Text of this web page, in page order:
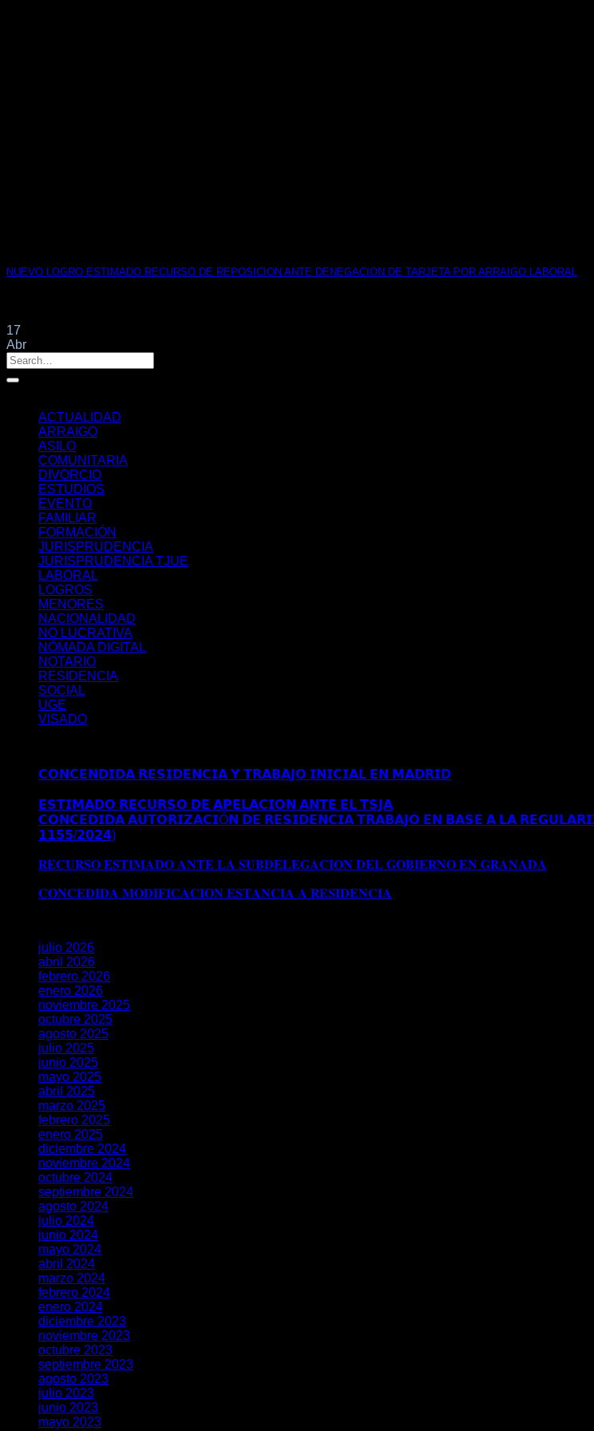
NUEVO LOGRO ESTIMADO RECURSO DE REPOSICION ANTE DENEGACION DE TARJETA POR ARRAIGO LABORAL
17
Abr
ACTUALIDAD
ARRAIGO
ASILO
COMUNITARIA
DIVORCIO
ESTUDIOS
EVENTO
FAMILIAR
FORMACIÓN
JURISPRUDENCIA
JURISPRUDENCIA TJUE
LABORAL
LOGROS
MENORES
NACIONALIDAD
NO LUCRATIVA
NÓMADA DIGITAL
NOTARIO
RESIDENCIA
SOCIAL
UGE
VISADO
𝗖𝗢𝗡𝗖𝗘𝗡𝗗𝗜𝗗𝗔 𝗥𝗘𝗦𝗜𝗗𝗘𝗡𝗖𝗜𝗔 𝗬 𝗧𝗥𝗔𝗕𝗔𝗝𝗢 𝗜𝗡𝗜𝗖𝗜𝗔𝗟 𝗘𝗡 𝗠𝗔𝗗𝗥𝗜𝗗
𝗘𝗦𝗧𝗜𝗠𝗔𝗗𝗢 𝗥𝗘𝗖𝗨𝗥𝗦𝗢 𝗗𝗘 𝗔𝗣𝗘𝗟𝗔𝗖𝗜𝗢𝗡 𝗔𝗡𝗧𝗘 𝗘𝗟 𝗧𝗦𝗝𝗔
𝗖𝗢𝗡𝗖𝗘𝗗𝗜𝗗𝗔 𝗔𝗨𝗧𝗢𝗥𝗜𝗭𝗔𝗖𝗜Ó𝗡 𝗗𝗘 𝗥𝗘𝗦𝗜𝗗𝗘𝗡𝗖𝗜𝗔 𝗧𝗥𝗔𝗕𝗔𝗝𝗢 𝗘𝗡 𝗕𝗔𝗦𝗘 𝗔 𝗟𝗔
𝟭𝟭𝟱𝟱/𝟮𝟬𝟮𝟰)
𝐑𝐄𝐂𝐔𝐑𝐒𝐎 𝐄𝐒𝐓𝐈𝐌𝐀𝐃𝐎 𝐀𝐍𝐓𝐄 𝐋𝐀 𝐒𝐔𝐁𝐃𝐄𝐋𝐄𝐆𝐀𝐂𝐈𝐎𝐍 𝐃𝐄𝐋 𝐆𝐎𝐁𝐈𝐄𝐑𝐍𝐎 𝐄𝐍 𝐆𝐑𝐀𝐍𝐀𝐃𝐀
𝐂𝐎𝐍𝐂𝐄𝐃𝐈𝐃𝐀 𝐌𝐎𝐃𝐈𝐅𝐈𝐂𝐀𝐂𝐈𝐎𝐍 𝐄𝐒𝐓𝐀𝐍𝐂𝐈𝐀 𝐀 𝐑𝐄𝐒𝐈𝐃𝐄𝐍𝐂𝐈𝐀
julio 2026
abril 2026
febrero 2026
enero 2026
noviembre 2025
octubre 2025
agosto 2025
julio 2025
junio 2025
mayo 2025
abril 2025
marzo 2025
febrero 2025
enero 2025
diciembre 2024
noviembre 2024
octubre 2024
septiembre 2024
agosto 2024
julio 2024
junio 2024
mayo 2024
abril 2024
marzo 2024
febrero 2024
enero 2024
diciembre 2023
noviembre 2023
octubre 2023
septiembre 2023
agosto 2023
julio 2023
junio 2023
mayo 2023